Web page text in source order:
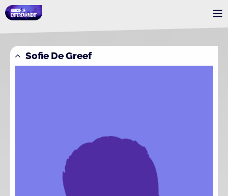
Sofie De Greef